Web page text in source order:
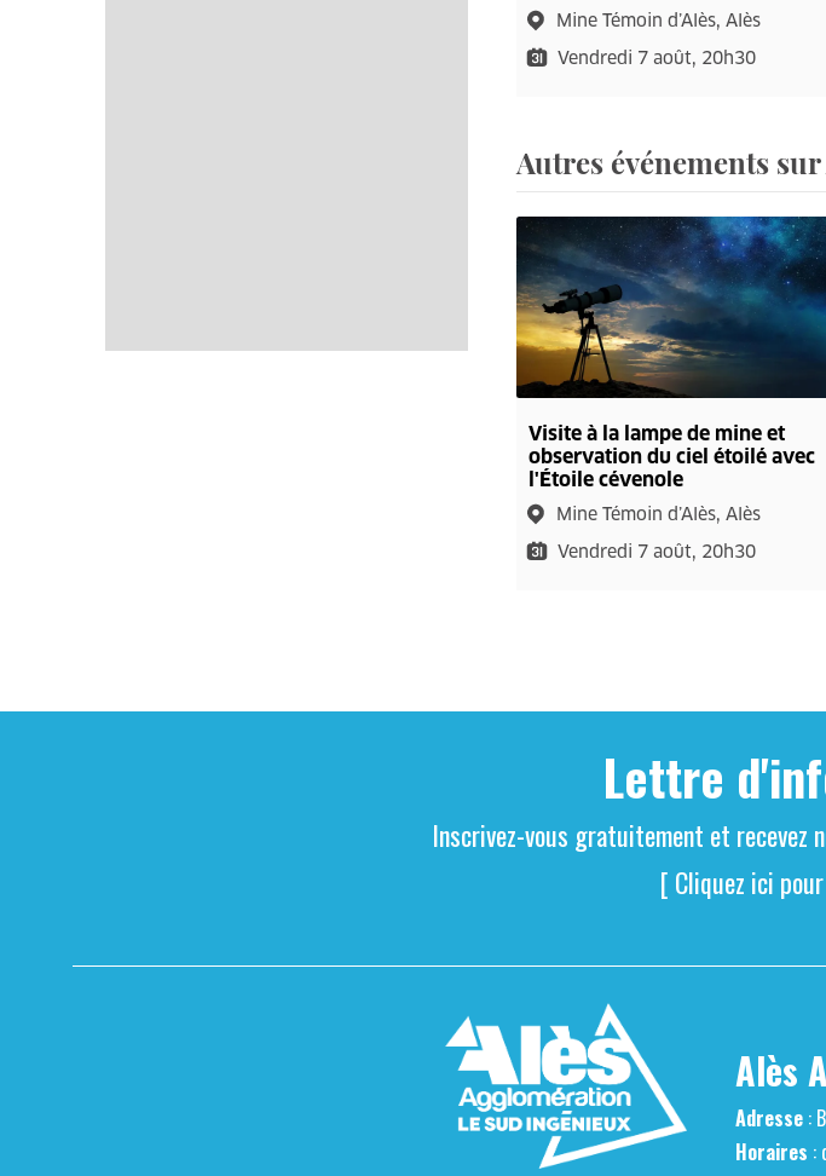
Mine Témoin d’Alès, Alès
Vendredi 7 août, 20h30
Autres événements sur
Visite à la lampe de mine et
observation du ciel étoilé avec
l'Étoile cévenole
Mine Témoin d’Alès, Alès
Vendredi 7 août, 20h30
Lettre
Inscrivez-vous gratuitement et recevez
[ Cliquez ici
Alès
Adresse:
Horaires :